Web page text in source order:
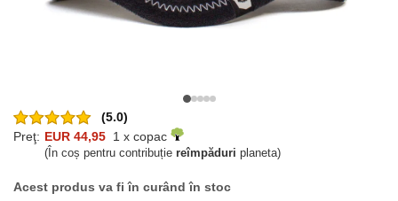
(5.0)
Preţ: EUR 44,95 1 x copac
(În coș pentru contribuție reîmpăduri planeta)
Acest produs va fi în curând în stoc